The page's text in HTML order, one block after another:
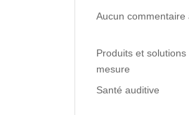
Aucun commentaire
Produits et solutions
mesure
Santé auditive